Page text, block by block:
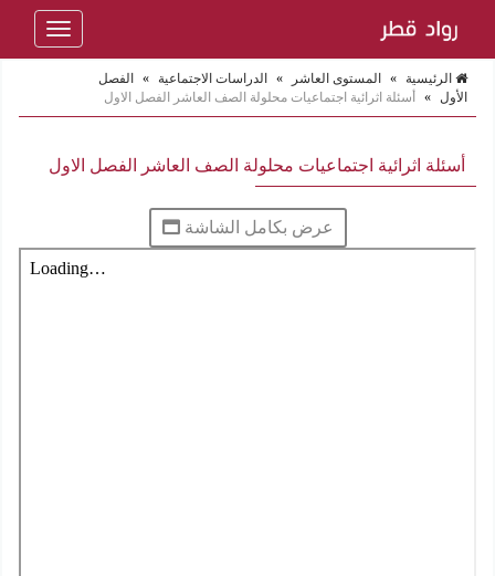
Toggle
الرئيسية » المستوى العاشر » الدراسات الاجتماعية »
الفصل
الأول » أسئلة اثرائية اجتماعيات محلولة الصف العاشر الفصل الاول
أسئلة اثرائية اجتماعيات محلولة الصف العاشر الفصل الاول
عرض بكامل الشاشة